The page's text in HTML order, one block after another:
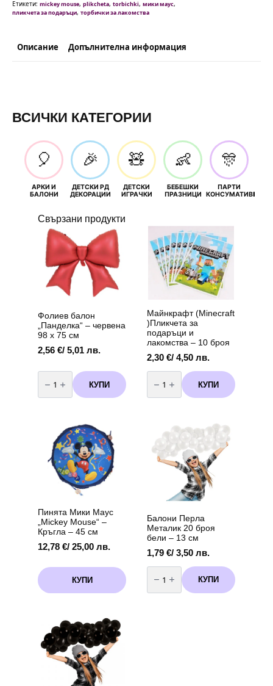
10
броя
Етикети: mickey mouse, plikcheta, torbichki, мики маус,
пликчета за подаръци, торбички за лакомства
Описание Допълнителна информация
ВСИЧКИ КАТЕГОРИИ
🎈
АРКИ И
БАЛОНИ
🎉
ДЕТСКИ РД
ДЕКОРАЦИИ
🧸
ДЕТСКИ
ИГРАЧКИ
👶
БЕБЕШКИ
ПРАЗНИЦИ
🎊
ПАРТИ
КОНСУМАТИВИ
Свързани продукти
Фолиев балон
„Панделка“ – червена
98 х 75 см
2,56 €/ 5,01 лв.
количество
за
Фолиев
балон
КУПИ
Майнкрафт (Minecraft
)Пликчета за
подаръци и
лакомства – 10 броя
2,30 €/ 4,50 лв.
количество
за
Майнкрафт
(Minecraft
лакомства
10
броя
КУПИ
Пинята Мики Маус
„Mickey Mouse“ –
Кръгла – 45 см
12,78 €/ 25,00 лв.
КУПИ
Балони Перла
Металик 20 броя
бели – 13 см
1,79 €/ 3,50 лв.
количество
за
Балони
Перла
КУПИ